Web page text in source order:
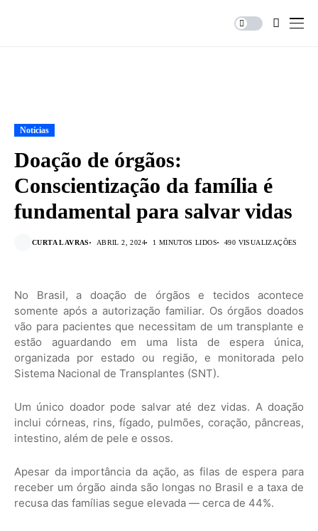
Notícias
Doação de órgãos:
Conscientização da família é
fundamental para salvar vidas
CURTA LAVRAS ABRIL 2, 2024 1 MINUTOS LIDOS 490 VISUALIZAÇÕES
No Brasil, a doação de órgãos e tecidos acontece
somente após a autorização familiar. Os órgãos doados
vão para pacientes que necessitam de um transplante e
estão aguardando em uma lista de espera única,
organizada por estado ou região, e monitorada pelo
Sistema Nacional de Transplantes (SNT).
Um único doador pode salvar até dez vidas. A doação
inclui córneas, rins, fígado, pulmões, coração, pâncreas,
intestino, além de pele e ossos.
Apesar da importância da ação, as filas de espera para
receber um órgão ainda são longas no Brasil e a taxa de
recusa das famílias segue elevada — cerca de 44%.